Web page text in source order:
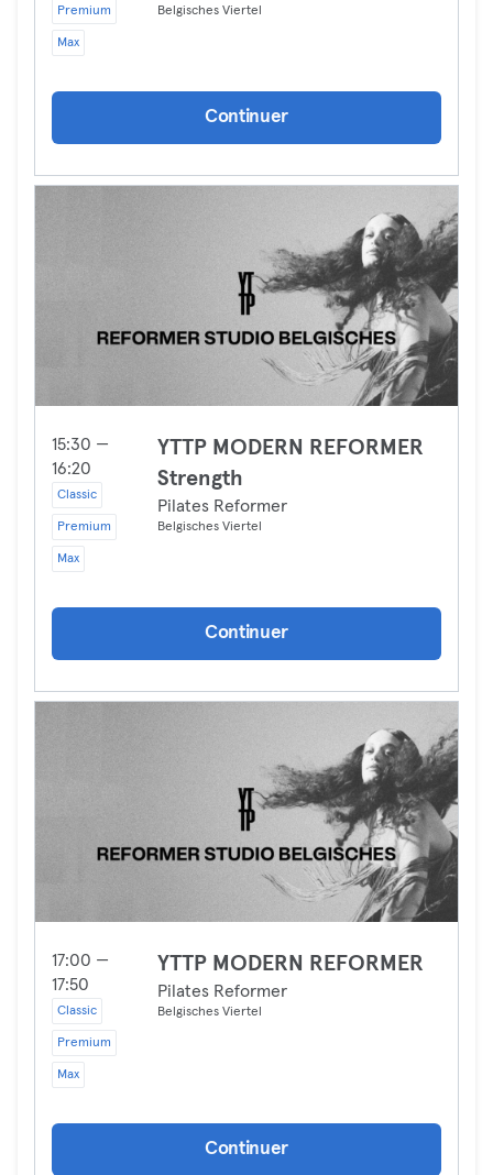
Premium
Max
Belgisches Viertel
Continuer
15:30 —
16:20
Classic
Premium
Max
YTTP MODERN REFORMER
Strength
Pilates Reformer
Belgisches Viertel
Continuer
17:00 —
17:50
Classic
Premium
Max
YTTP MODERN REFORMER
Pilates Reformer
Belgisches Viertel
Continuer